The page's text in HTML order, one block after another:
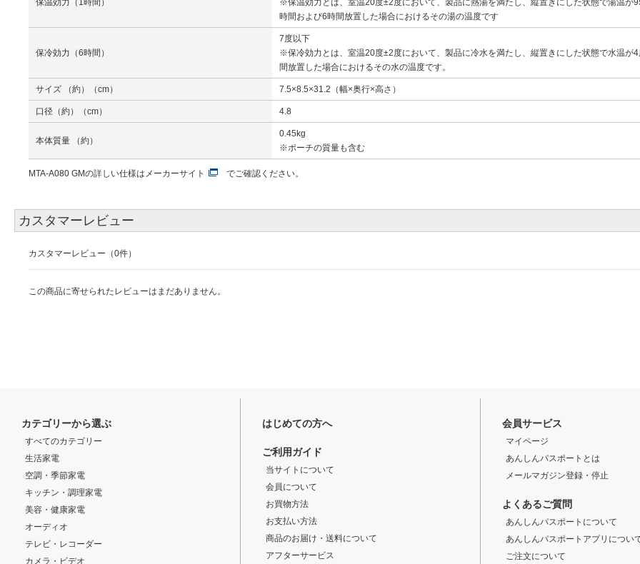
保温効力（1時間）
※保温効力とは、室温20度±2度において、製品に熱湯を満たし、縦置きにした状態で湯温が
時間および6時間放置した場合におけるその湯の温度です
保冷効力（6時間）
7度以下
※保冷効力とは、室温20度±2度において、製品に冷水を満たし、縦置きにした状態で水温が
間放置した場合におけるその水の温度です。
サイズ （約）（cm） 7.5×8.5×31.2（幅×奥行×高さ）
口径（約）（cm） 4.8
本体質量 （約）
0.45kg
※ポーチの質量も含む
MTA-A080 GMの詳しい仕様は メーカーサイト でご確認ください。
カスタマーレビュー
カスタマーレビュー（0件）
この商品に寄せられたレビューはまだありません。
カテゴリーから選ぶ
すべてのカテゴリー
生活家電
空調・季節家電
キッチン・調理家電
美容・健康家電
オーディオ
テレビ・レコーダー
カメラ・ビデオ
はじめての方へ
ご利用ガイド
当サイトについて
会員について
お買物方法
お支払い方法
商品のお届け・送料について
アフターサービス
会員サービス
マイページ
あんしんパスポートとは
メールマガジン登録・停止
よくあるご質問
あんしんパスポートについて
あんしんパスポートアプリについ
ご注文について